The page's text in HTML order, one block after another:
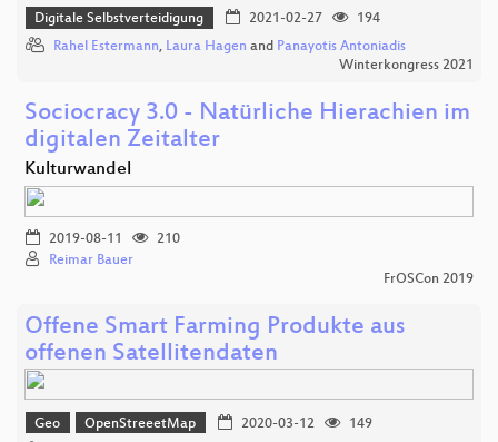
Digitale Selbstverteidigung 2021-02-27
194
Rahel Estermann, Laura Hagen and Panayotis Antoniadis
Winterkongress 2021
Sociocracy 3.0 - Natürliche Hierachien im
digitalen Zeitalter
Kulturwandel
2019-08-11
210
Reimar Bauer
FrOSCon 2019
Offene Smart Farming Produkte aus
offenen Satellitendaten
Geo OpenStreeetMap 2020-03-12
149